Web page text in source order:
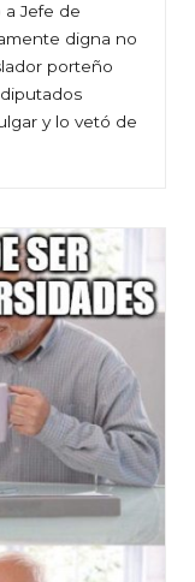
a Jefe de
digna no
porteño
y lo vetó de